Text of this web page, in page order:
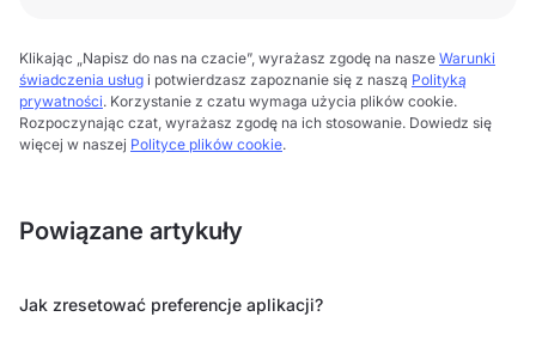
Klikając „Napisz do nas na czacie”, wyrażasz zgodę na nasze Warunki
świadczenia usług i potwierdzasz zapoznanie się z naszą Polityką
prywatności. Korzystanie z czatu wymaga użycia plików cookie.
Rozpoczynając czat, wyrażasz zgodę na ich stosowanie. Dowiedz się
więcej w naszej Polityce plików cookie.
Powiązane artykuły
Jak zresetować preferencje aplikacji?